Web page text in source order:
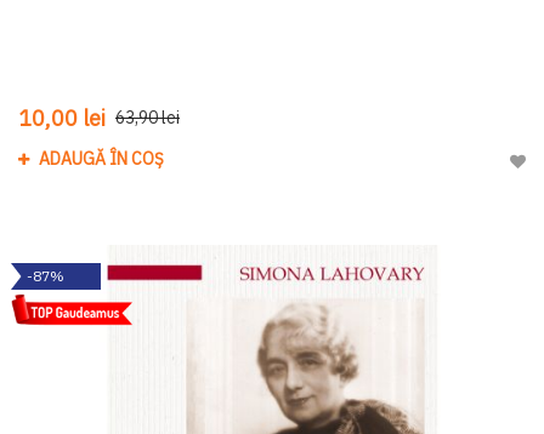
10,00 lei 63,90 lei
ADAUGĂ ÎN COȘ
-87%